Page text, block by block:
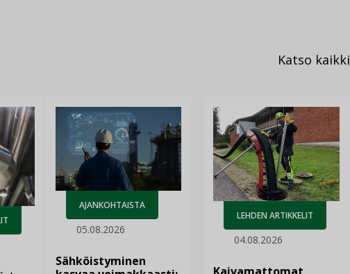
Katso kaikki
AJANKOHTAISTA
05.08.2026
Sähköistyminen
LEHDEN ARTIKKELIT
04.08.2026